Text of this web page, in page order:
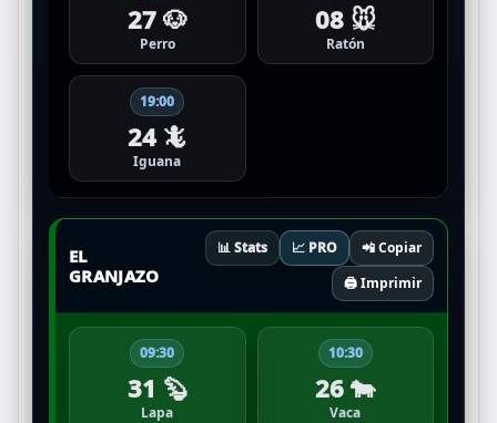
27 🐶
Perro
08 🐭
Ratón
19:00
24 🦎
Iguana
EL
GRANJAZO
📊 Stats 📈 PRO
📲 Copiar
🖨️ Imprimir
09:30
31 🦫
Lapa
10:30
26 🐄
Vaca